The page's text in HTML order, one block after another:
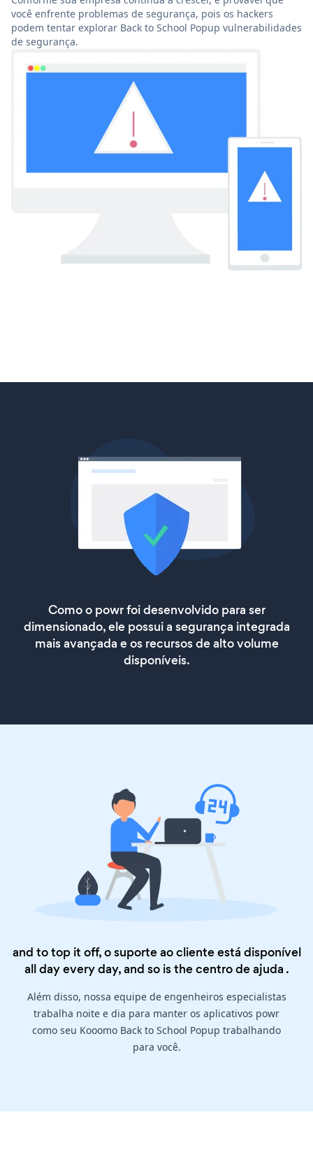
você enfrente problemas de segurança, pois os hackers
podem tentar explorar Back to School Popup vulnerabilidades
de segurança.
Como o powr foi desenvolvido para ser
dimensionado, ele possui a segurança integrada
mais avançada e os recursos de alto volume
disponíveis.
and to top it off, o suporte ao cliente está disponível
all day every day, and so is thecentro de ajuda .
Além disso, nossa equipe de engenheiros especialistas
trabalha noite e dia para manter os aplicativos powr
como seu Kooomo Back to School Popup trabalhando
para você.